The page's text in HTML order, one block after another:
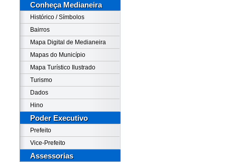
Conheça Medianeira
Histórico / Símbolos
Bairros
Mapa Digital de Medianeira
Mapas do Município
Mapa Turístico Ilustrado
Turismo
Dados
Hino
Poder Executivo
Prefeito
Vice-Prefeito
Assessorias